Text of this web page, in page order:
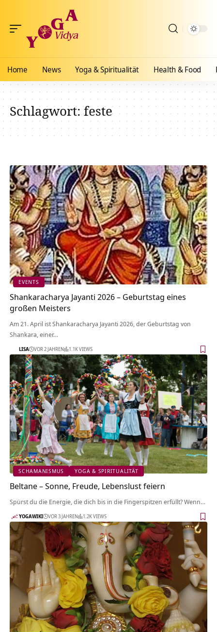
Home News Yoga & Spiritualität Health & Food
Schlagwort:feste
EVENTS
Shankaracharya Jayanti 2026 – Geburtstag eines
großen Meisters
Am 21. April ist Shankaracharya Jayanti 2026, der Geburtstag von
Shankara, einer…
LISA VOR 2 JAHREN 1.1K VIEWS
SCHAMANISMUS YOGA & SPIRITUALITÄT
Beltane – Sonne, Freude, Lebenslust feiern
Spürst du die Energie, die dich bis in die Fingerspitzen erfüllt? Wenn…
YOGAWIKI VOR 3 JAHREN 1.2K VIEWS